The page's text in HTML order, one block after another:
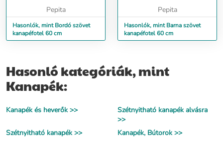
Pepita
Hasonlók, mint Bordó szövet
kanapéfotel 60 cm
Pepita
Hasonlók, mint Barna szövet
kanapéfotel 60 cm
Hasonló kategóriák, mint
Kanapék:
Kanapék és heverők >>
Szétnyitható kanapék alvásra
>>
Szétnyitható kanapék >>
Kanapék, Bútorok >>